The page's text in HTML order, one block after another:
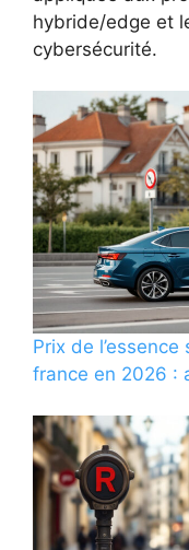
hybride/edge et
cybersécurité.
Prix de
france en 2026 :